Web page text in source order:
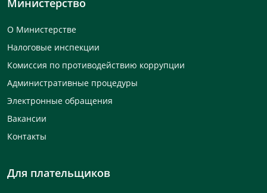
Министерство
О Министерстве
Налоговые инспекции
Комиссия по противодействию коррупции
Административные процедуры
Электронные обращения
Вакансии
Контакты
Для плательщиков